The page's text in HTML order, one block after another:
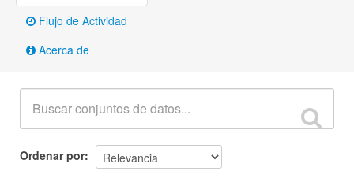
Flujo de Actividad
Acerca de
Ordenar por